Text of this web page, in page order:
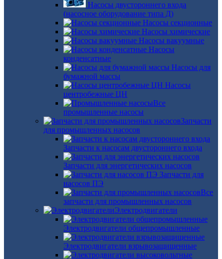
Насосы двустороннего входа
(насосное оборудование типа Д)
Насосы секционные
Насосы химические
Насосы вакуумные
Насосы
конденсатные
Насосы для
бумажной массы
Насосы
центробежные ЦН
Все
промышленные насосы
Запчасти
для промышленных насосов
Запчасти к насосам двустороннего входа
Запчасти для энергетических насосов
Запчасти для
насосов ПЭ
Все
запчасти для промышленных насосов
Электродвигатели
Электродвигатели общепромышленные
Электродвигатели взрывозащищенные